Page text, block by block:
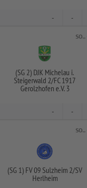
- -
SO..
(SG 2) DJK Michelau i.
Steigerwald 2/FC 1917
Gerolzhofen e.V. 3
- -
SO..
(SG 1) FV 09 Sulzheim 2/SV
Herlheim